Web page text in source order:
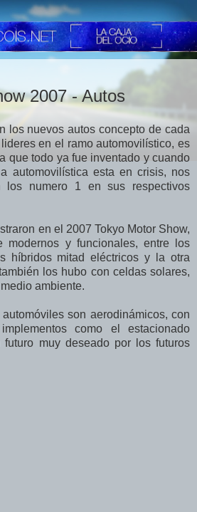
2007 - Autos
los nuevos autos concepto de cada
en el ramo automovilístico, es
que todo ya fue inventado y cuando
automovilística esta en crisis, nos
los numero 1 en sus respectivos
en el 2007 Tokyo Motor Show,
modernos y funcionales, entre los
híbridos mitad eléctricos y la otra
los hubo con celdas solares,
ambiente.
son aerodinámicos, con
como el estacionado
muy deseado por los futuros